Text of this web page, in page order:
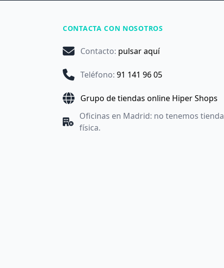
CONTACTA CON NOSOTROS
Contacto: pulsar aquí
Teléfono: 91 141 96 05
Grupo de tiendas online Hiper Shops
Oficinas en Madrid: no tenemos tienda
física.